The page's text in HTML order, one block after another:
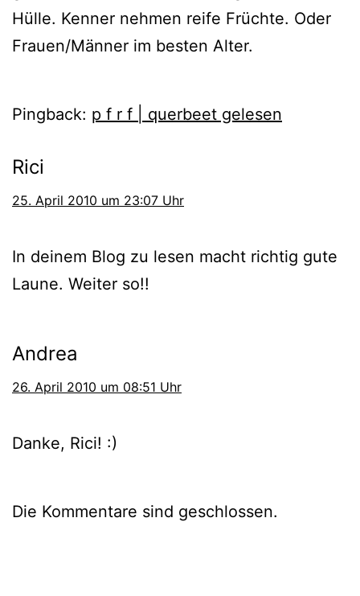
Hülle. Kenner neh­men rei­fe Früchte. Oder
Frauen/Männer im bes­ten Alter.
Pingback: p f r f | querbeet gelesen
Rici
25. April 2010 um 23:07 Uhr
In dei­nem Blog zu lesen macht rich­tig gute
Laune. Weiter so!!
Andrea
26. April 2010 um 08:51 Uhr
Danke, Rici! :)
Die Kommentare sind geschlossen.